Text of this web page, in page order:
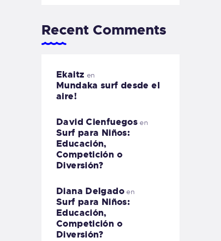
Recent Comments
Ekaitz en
Mundaka surf desde el
aire!
David Cienfuegos en
Surf para Niños:
Educación,
Competición o
Diversión?
Diana Delgadoen
Surf para Niños:
Educación,
Competición o
Diversión?